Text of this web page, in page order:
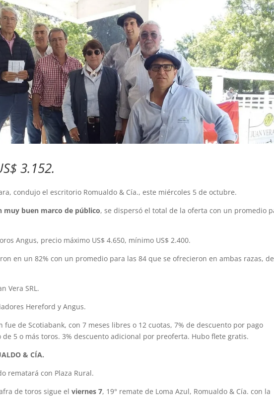
3.152.
condujo el escritorio Romualdo & Cía., este miércoles 5 de octubre.
muy buen marco de público, se dispersó el total de la oferta con un promedio
Angus, precio máximo US$ 4.650, mínimo US$ 2.400.
en un 82% con un promedio para las 84 que se ofrecieron en ambas razas, de
Vera SRL.
Hereford y Angus.
de Scotiabank, con 7 meses libres o 12 cuotas, 7% de descuento por pago
5 o más toros. 3% descuento adicional por preoferta. Hubo flete gratis.
& CÍA.
rematará con Plaza Rural.
de toros sigue elviernes 7, 19° remate de Loma Azul, Romualdo & Cía. con la